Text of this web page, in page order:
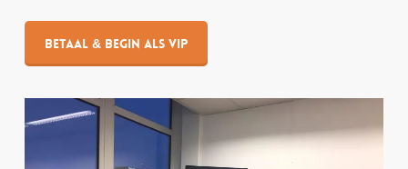
Betaal & begin als VIP